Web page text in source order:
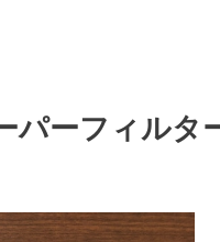
パーフィルタ